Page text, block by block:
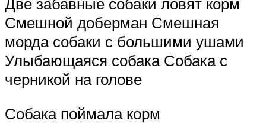
Смешной доберман Смешная
морда собаки с большими ушами
Улыбающаяся собака Собака с
черникой на голове
Собака поймала корм